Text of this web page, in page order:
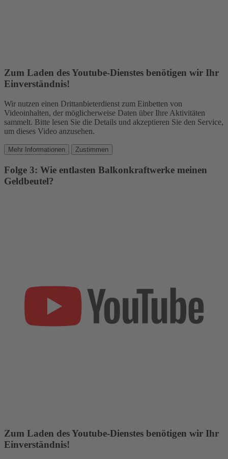
Zum Laden des Youtube-Dienstes benötigen wir Ihr
Einverständnis!
Wir nutzen einen Drittanbieterdienst zum Einbetten von
Videoinhalten, der möglicherweise Daten über Ihre Aktivitäten
sammelt. Bitte lesen Sie die Details und akzeptieren Sie den Service,
um dieses Video anzusehen.
Mehr Informationen Zustimmen
Folge 3: Wie entlasten Balkonkraftwerke meinen
Geldbeutel?
Zum Laden des Youtube-Dienstes benötigen wir Ihr
Einverständnis!